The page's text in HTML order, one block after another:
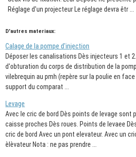
Réglage d'un projecteur Le réglage devra êtr ...
D'autres materiaux:
Calage de la pompe d'injection
Déposer les canalisations Dès injecteurs 1 et
d'obturation du corps de distribution de la
vilebrequin au pmh (repère sur la poulie en
support du comparat ...
Levage
Avec le cric de bord Dès points de levage sont
caisse proches Dès roues. Points de levaee
cric de bord Avec un pont elevateur. Avec un
èlèvateur Nota : ne pas prendre ...